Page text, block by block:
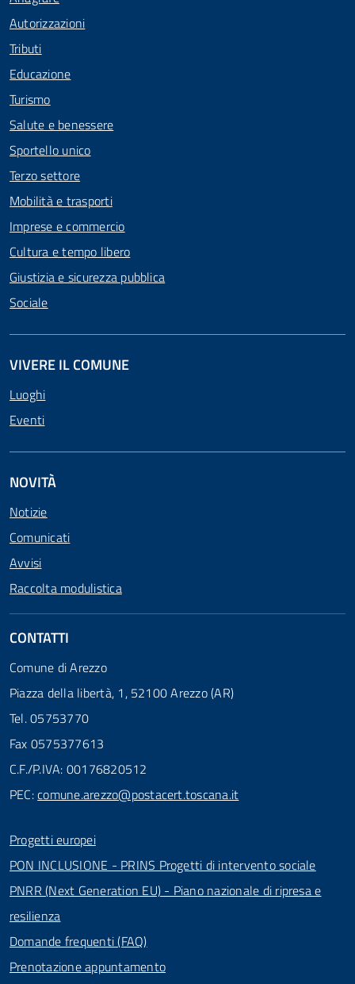
Autorizzazioni
Tributi
Educazione
Turismo
Salute e benessere
Sportello unico
Terzo settore
Mobilità e trasporti
Imprese e commercio
Cultura e tempo libero
Giustizia e sicurezza pubblica
Sociale
VIVERE IL COMUNE
Luoghi
Eventi
NOVITÀ
Notizie
Comunicati
Avvisi
Raccolta modulistica
CONTATTI
Comune di Arezzo
Piazza della libertà, 1, 52100 Arezzo (AR)
Tel. 05753770
Fax 0575377613
C.F./P.IVA: 00176820512
PEC:comune.arezzo@postacert.toscana.it
Progetti europei
PON INCLUSIONE - PRINS Progetti di intervento sociale
PNRR (Next Generation EU) - Piano nazionale di ripresa e
resilienza
Domande frequenti (FAQ)
Prenotazione appuntamento